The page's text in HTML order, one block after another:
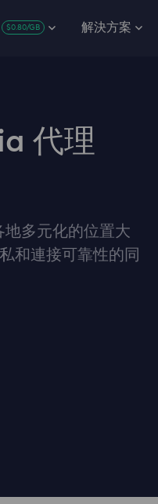
$0.80/GB 解決方案
代理
多元化的位置大
和連接可靠性的同